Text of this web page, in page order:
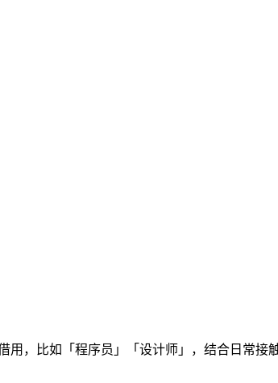
，比如「程序员」「设计师」，结合日常接